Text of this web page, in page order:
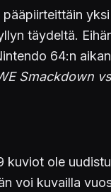
täydeltä.
64:n
Smackdown
ole
voi kuvailla